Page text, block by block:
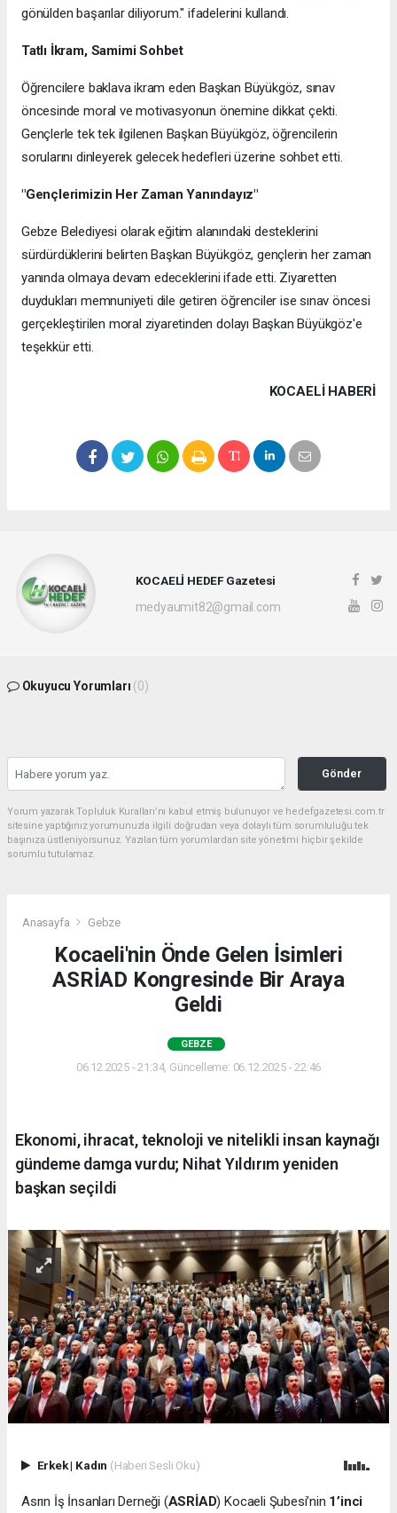
gönülden başarılar diliyorum." ifadelerini kullandı.
Tatlı İkram, Samimi Sohbet
Öğrencilere baklava ikram eden Başkan Büyükgöz, sınav
öncesinde moral ve motivasyonun önemine dikkat çekti.
Gençlerle tek tek ilgilenen Başkan Büyükgöz, öğrencilerin
sorularını dinleyerek gelecek hedefleri üzerine sohbet etti.
"Gençlerimizin Her Zaman Yanındayız"
Gebze Belediyesi olarak eğitim alanındaki desteklerini
sürdürdüklerini belirten Başkan Büyükgöz, gençlerin her zaman
yanında olmaya devam edeceklerini ifade etti. Ziyaretten
duydukları memnuniyeti dile getiren öğrenciler ise sınav öncesi
gerçekleştirilen moral ziyaretinden dolayı Başkan Büyükgöz'e
teşekkür etti.
KOCAELI HABERİ
KOCAELİ HEDEF Gazetesi
medyaumit82@gmail.com
Okuyucu Yorumları (0)
Gönder
Yorum yazarak Topluluk Kuralları’nı kabul etmiş bulunuyor ve hedefgazetesi.com.tr
sitesine yaptığınız yorumunuzla ilgili doğrudan veya dolaylı tüm sorumluluğu tek
başınıza üstleniyorsunuz. Yazılan tüm yorumlardan site yönetimi hiçbir şekilde
sorumlu tutulamaz.
Anasayfa Gebze
Kocaeli'nin Önde Gelen İsimleri
ASRİAD Kongresinde Bir Araya
Geldi
GEBZE
06.12.2025 - 21:34, Güncelleme: 06.12.2025 - 22:46
Ekonomi, ihracat, teknoloji ve nitelikli insan kaynağı
gündeme damga vurdu; Nihat Yıldırım yeniden
başkan seçildi
Erkek| Kadın (Haberi Sesli Oku)
Asrın İş İnsanları Derneği (ASRİAD) Kocaeli Şubesi’nin 1’inci